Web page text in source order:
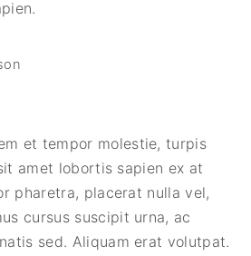
et tempor molestie, turpis
amet lobortis sapien ex at
pharetra, placerat nulla vel,
cursus suscipit urna, ac
sed. Aliquam erat volutpat.